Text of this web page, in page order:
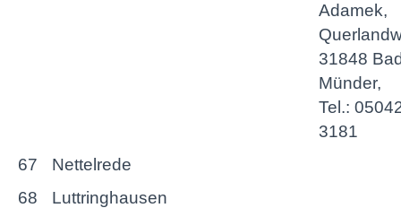
Adamek,
31848
Münder,
Tel.:
3181
67
Nettelrede
68
Luttringhausen